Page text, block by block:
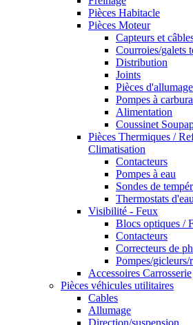
Pièces Habitacle
Pièces Moteur
Capteurs et
Courroies/galets
Distribution
Joints
Pièces d'allumage
Pompes à
Alimentation
Coussinet
Pièces Thermiques /
Climatisation
Contacteurs
Pompes à eau
Sondes de
Thermostats d'eau
Visibilité - Feux
Blocs optiques /
Contacteurs
Correcteurs de
Pompes/gicleurs/
Accessoires Carrosserie
Pièces véhicules utilitaires
Cables
Allumage
Direction/suspension